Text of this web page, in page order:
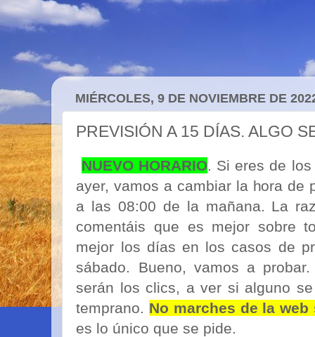
MIÉRCOLES, 9 DE NOVIEMBRE DE
PREVISIÓN A 15 DÍAS. ALGO
NUEVO HORARIO. Si eres de
ayer, vamos a cambiar la hora de
a las 08:00 de la mañana. La
comentáis que es mejor sobre
mejor los días en los casos de
sábado. Bueno, vamos a
serán los clics, a ver si alguno
temprano. No marches de la
es lo único que se pide.